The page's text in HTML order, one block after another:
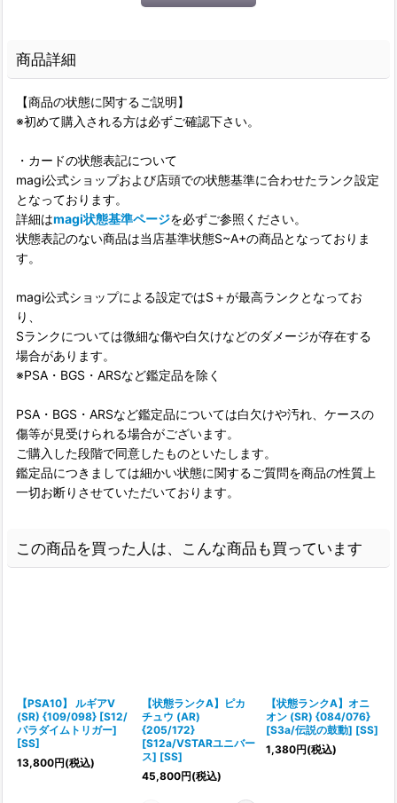
商品詳細
【商品の状態に関するご説明】
※初めて購入される方は必ずご確認下さい。
・カードの状態表記について
magi公式ショップおよび店頭での状態基準に合わせたランク設定
となっております。
詳細はmagi状態基準ページを必ずご参照ください。
状態表記のない商品は当店基準状態S~A+の商品となっておりま
す。
magi公式ショップによる設定ではS＋が最高ランクとなってお
り、
Sランクについては微細な傷や白欠けなどのダメージが存在する
場合があります。
※PSA・BGS・ARSなど鑑定品を除く
PSA・BGS・ARSなど鑑定品については白欠けや汚れ、ケースの
傷等が見受けられる場合がございます。
ご購入した段階で同意したものといたします。
鑑定品につきましては細かい状態に関するご質問を商品の性質上
一切お断りさせていただいております。
この商品を買った人は、こんな商品も買っています
【PSA10】 ルギアV
(SR) {109/098} [S12/
パラダイムトリガー]
[SS]
13,800円(税込)
【状態ランクA】ピカ
チュウ (AR)
{205/172}
[S12a/VSTARユニバー
ス] [SS]
45,800円(税込)
【状態ランクA】オニ
オン (SR) {084/076}
[S3a/伝説の鼓動] [SS]
1,380円(税込)